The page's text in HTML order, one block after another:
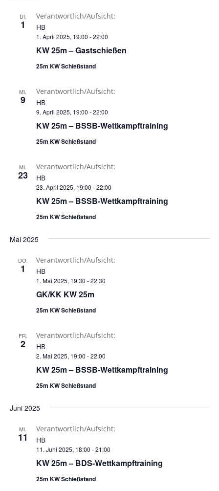
DI.
1
1. April 2025, 19:00 -22:00
KW 25m – Gastschießen
25m KW Schießstand
Verantwortlich/Aufsicht:
HB
MI.
9
9. April 2025, 19:00 -22:00
KW 25m – BSSB-Wettkampftraining
25m KW Schießstand
Verantwortlich/Aufsicht:
HB
MI.
23
23. April 2025, 19:00 -22:00
KW 25m – BSSB-Wettkampftraining
25m KW Schießstand
Verantwortlich/Aufsicht:
HB
Mai 2025
DO.
1
1. Mai 2025, 19:30 -22:30
GK/KK KW 25m
25m KW Schießstand
Verantwortlich/Aufsicht:
HB
FR.
2
2. Mai 2025, 19:00 -22:00
KW 25m – BSSB-Wettkampftraining
25m KW Schießstand
Verantwortlich/Aufsicht:
HB
Juni 2025
MI.
11
11. Juni 2025, 18:00 -21:00
KW 25m – BDS-Wettkampftraining
25m KW Schießstand
Verantwortlich/Aufsicht:
HB